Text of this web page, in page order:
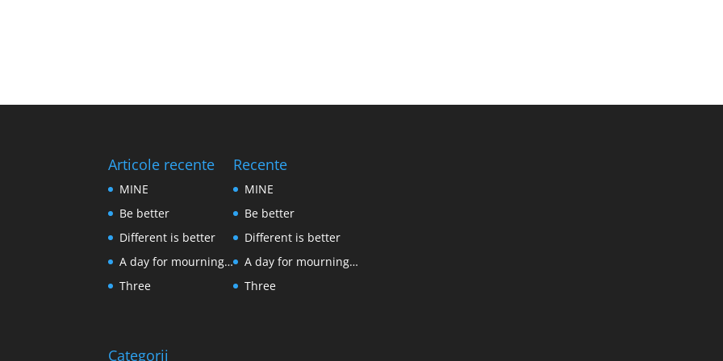
Articole recente
MINE
Be better
Different is better
A day for mourning…
Three
Recente
MINE
Be better
Different is better
A day for mourning…
Three
Categorii